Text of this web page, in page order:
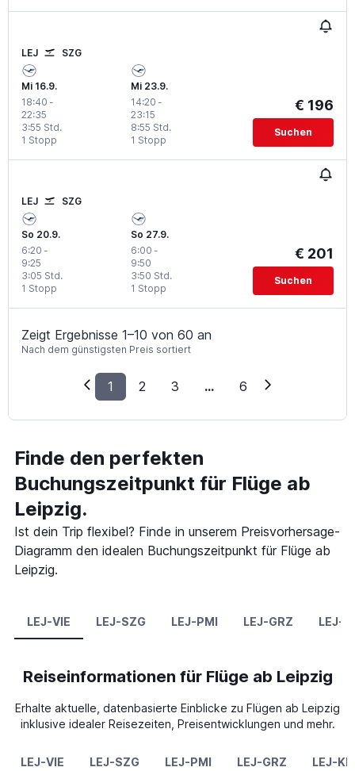
LEJ SZG
Mi 16.9.
18:40 -
22:35
1 Stopp
3:55 Std.
Mi 23.9.
14:20 -
23:15
1 Stopp
8:55 Std.
€ 196
Suchen
LEJ SZG
So 20.9.
6:20 -
9:25
1 Stopp
3:05 Std.
So 27.9.
6:00 -
9:50
1 Stopp
3:50 Std.
€ 201
Suchen
Zeigt Ergebnisse 1–10 von 60 an
Nach dem günstigsten Preis sortiert
1 2 3 ... 6
Finde den perfekten
Buchungszeitpunkt für Flüge ab
Leipzig.
Ist dein Trip flexibel? Finde in unserem Preisvorhersage-
Diagramm den idealen Buchungszeitpunkt für Flüge ab
Leipzig.
LEJ-VIE LEJ-SZG LEJ-PMI LEJ-GRZ LEJ-
Reiseinformationen für Flüge ab Leipzig
Erhalte aktuelle, datenbasierte Einblicke zu Flügen ab Leipzig
inklusive idealer Reisezeiten, Preisentwicklungen und mehr.
LEJ-VIE LEJ-SZG LEJ-PMI LEJ-GRZ LEJ-